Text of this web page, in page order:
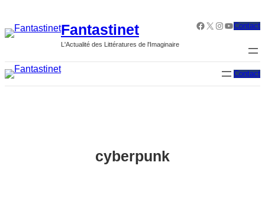
contenu
Fantastinet
L'Actualité des Littératures de l'Imaginaire
Facebook
X Instagram
YouTube
Contact
Contact
cyberpunk